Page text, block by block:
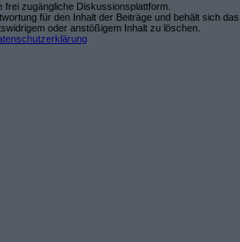
frei zugängliche Diskussionsplattform.
für den Inhalt der Beiträge und behält sich das
oder anstößigem Inhalt zu löschen.